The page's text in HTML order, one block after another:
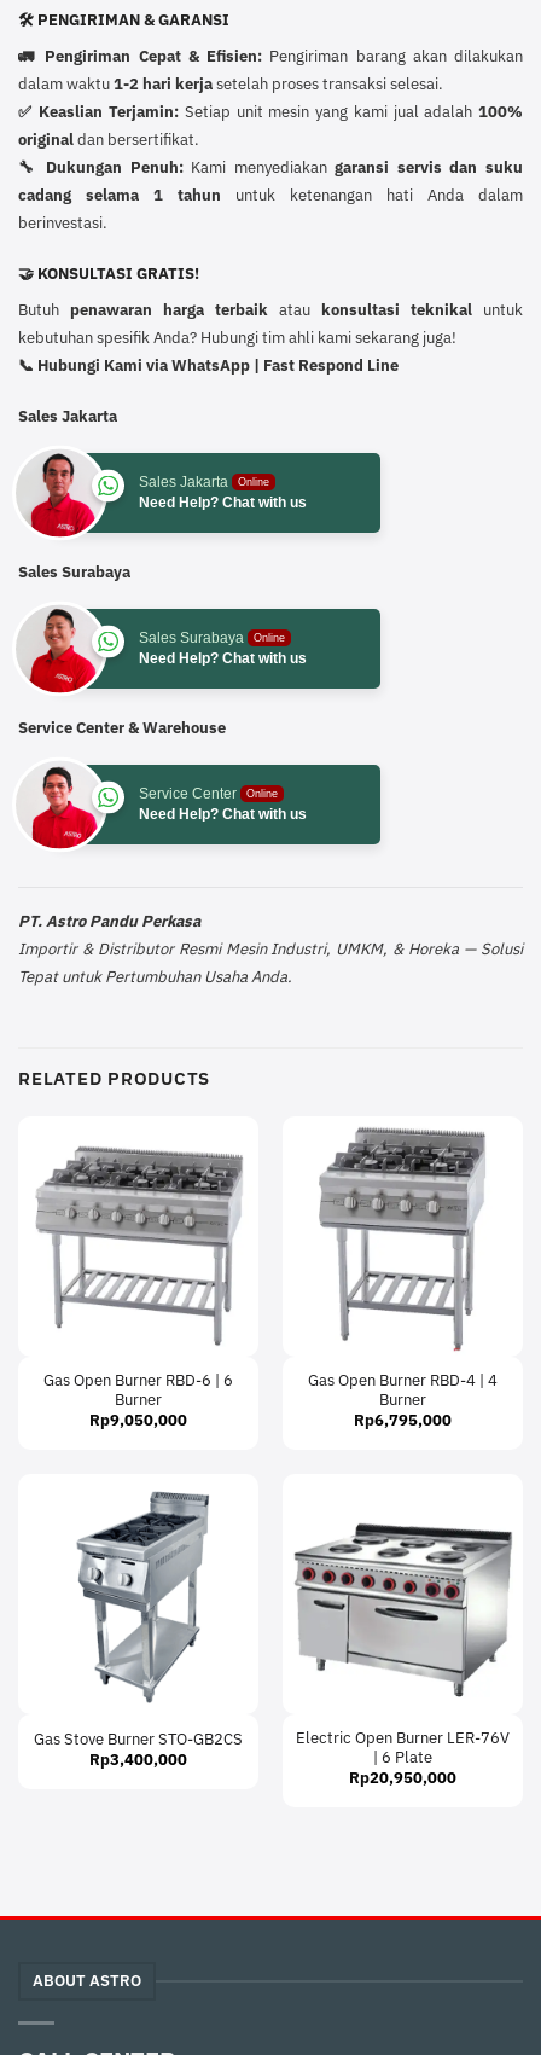
🛠️ PENGIRIMAN & GARANSI
🚛 Pengiriman Cepat & Efisien: Pengiriman barang akan dilakukan
dalam waktu1-2 hari kerjasetelah proses transaksi selesai.
✅ Keaslian Terjamin: Setiap unit mesin yang kami jual adalah100%
originaldan bersertifikat.
🔧 Dukungan Penuh:Kami menyediakangaransi servis dan suku
cadang selama 1 tahun untuk ketenangan hati Anda dalam
berinvestasi.
🤝 KONSULTASI GRATIS!
Butuh penawaran harga terbaik atau konsultasi teknikal untuk
kebutuhan spesifik Anda? Hubungi tim ahli kami sekarang juga!
📞 Hubungi Kami via WhatsApp | Fast Respond Line
Sales Jakarta
Sales Jakarta Online
Need Help? Chat with us
Sales Surabaya
Sales Surabaya Online
Need Help? Chat with us
Service Center & Warehouse
Service Center Online
Need Help? Chat with us
PT. Astro Pandu Perkasa
Importir & Distributor Resmi Mesin Industri, UMKM, & Horeka — Solusi
Tepat untuk Pertumbuhan Usaha Anda.
RELATED PRODUCTS
Gas Open Burner RBD-6 | 6
Burner
Rp9,050,000
Gas Open Burner RBD-4 | 4
Burner
Rp6,795,000
Gas Stove Burner STO-GB2CS
Rp3,400,000
Electric Open Burner LER-76V
| 6 Plate
Rp20,950,000
ABOUT ASTRO